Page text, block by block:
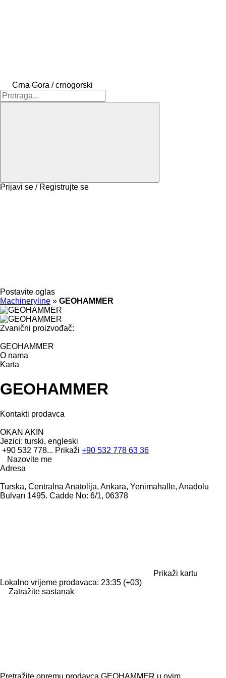
Crna Gora / crnogorski
Prijavi se / Registrujte se
Postavite oglas
Machineryline » GEOHAMMER
Zvanični proizvođač:
GEOHAMMER
O nama
Karta
GEOHAMMER
Kontakti prodavca
OKAN AKIN
Jezici: turski, engleski
+90 532 778... Prikaži +90 532 778 63 36
Nazovite me
Adresa
Turska, Centralna Anatolija, Ankara, Yenimahalle, Anadolu
Bulvarı 1495. Cadde No: 6/1, 06378
Prikaži kartu
Lokalno vrijeme prodavaca: 23:35 (+03)
Zatražite sastanak
Pretražite opremu prodavca GEOHAMMER u ovim